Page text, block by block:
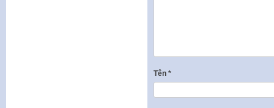
Tên *